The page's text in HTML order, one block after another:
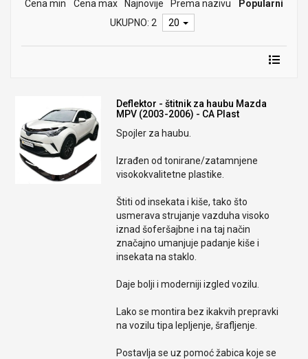
Cena min Cena max Najnovije Prema nazivu
Popularni
UKUPNO: 2
20
Deflektor - štitnik za haubu Mazda
MPV (2003-2006) - CA Plast
Spojler za haubu.
Izrađen od tonirane/zatamnjene
visokokvalitetne plastike.
Štiti od insekata i kiše, tako što
usmerava strujanje vazduha visoko
iznad šoferšajbne i na taj način
značajno umanjuje padanje kiše i
insekata na staklo.
Daje bolji i moderniji izgled vozilu.
Lako se montira bez ikakvih prepravki
na vozilu tipa lepljenje, šrafljenje.
Postavlja se uz pomoć žabica koje se